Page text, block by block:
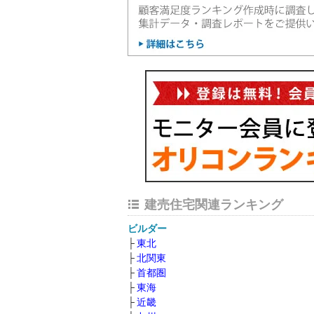
建売住宅関連ランキング
ビルダー
東北
北関東
首都圏
東海
近畿